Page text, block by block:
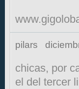
pilars
chicas, por
el del tercer